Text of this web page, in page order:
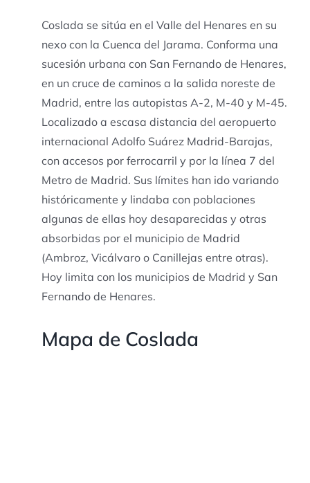
Coslada se sitúa en el Valle del Henares en su
nexo con la Cuenca del Jarama. Conforma una
sucesión urbana con San Fernando de Henares,
en un cruce de caminos a la salida noreste de
Madrid, entre las autopistas A-2, M-40 y M-45.
Localizado a escasa distancia del aeropuerto
internacional Adolfo Suárez Madrid-Barajas,
con accesos por ferrocarril y por la línea 7 del
Metro de Madrid. Sus límites han ido variando
históricamente y lindaba con poblaciones
algunas de ellas hoy desaparecidas y otras
absorbidas por el municipio de Madrid
(Ambroz, Vicálvaro o Canillejas entre otras).
Hoy limita con los municipios de Madrid y San
Fernando de Henares.
Mapa de Coslada